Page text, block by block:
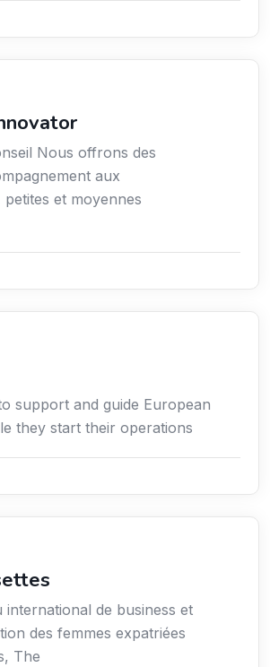
Nous offrons des
aux
et moyennes
support and guide European
they start their operations
international de business et
des femmes expatriées
The